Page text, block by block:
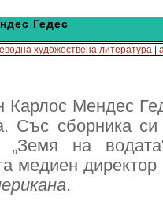
Гедес
художествена литература|
Мендес
Със сборника си
„Земя на
медиен
.